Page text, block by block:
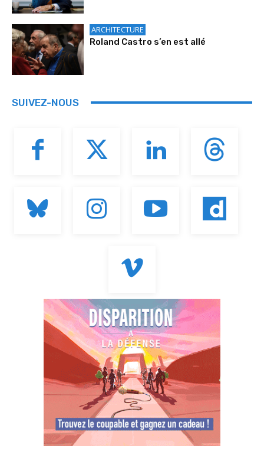
ARCHITECTURE
Roland Castro s’en est allé
SUIVEZ-NOUS